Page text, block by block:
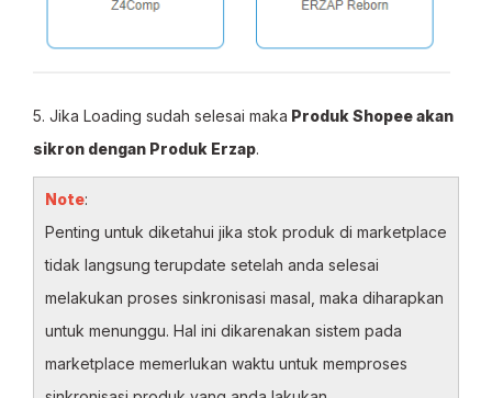
5. Jika Loading sudah selesai maka Produk Shopee akan
sikron dengan Produk Erzap.
Note:
Penting untuk diketahui jika stok produk di marketplace
tidak langsung terupdate setelah anda selesai
melakukan proses sinkronisasi masal, maka diharapkan
untuk menunggu. Hal ini dikarenakan sistem pada
marketplace memerlukan waktu untuk memproses